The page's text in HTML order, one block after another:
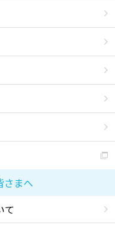
さまへ
て